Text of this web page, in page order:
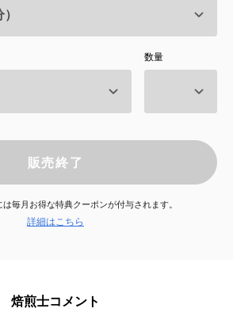
数量
販売終了
毎月お得な特典クーポンが付与されます。
詳細はこちら
焙煎士コメント